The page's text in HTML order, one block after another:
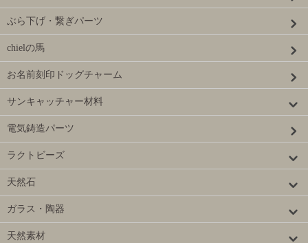
ぶら下げ・繋ぎパーツ
chielの馬
お名前刻印ドッグチャーム
サンキャッチャー材料
電気鋳造パーツ
ラクトビーズ
天然石
ガラス・陶器
天然素材